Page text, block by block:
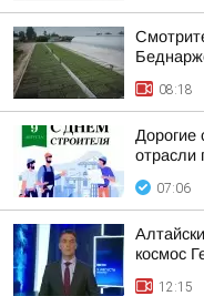
08:18
Дорогие
отрасли
07:06
космос
12:15